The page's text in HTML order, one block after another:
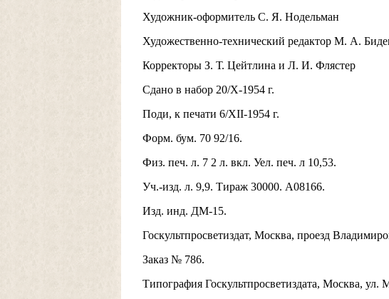
Художник-оформитель С. Я. Нодельман
Художественно-технический редактор М. А.
Корректоры З. Т. Цейтлина и Л. И. Флястер
Сдано в набор 20/Х-1954 г.
Поди, к печати 6/XII-1954 г.
Форм. бум. 70 92/16.
Физ. печ. л. 7 2 л. вкл. Уел. печ. л 10,53.
Уч.-изд. л. 9,9. Тираж 30000. А08166.
Изд. инд. ДМ-15.
Госкультпросветиздат, Москва, проезд
Заказ № 786.
Типография Госкультпросветиздата, Москва, ул.